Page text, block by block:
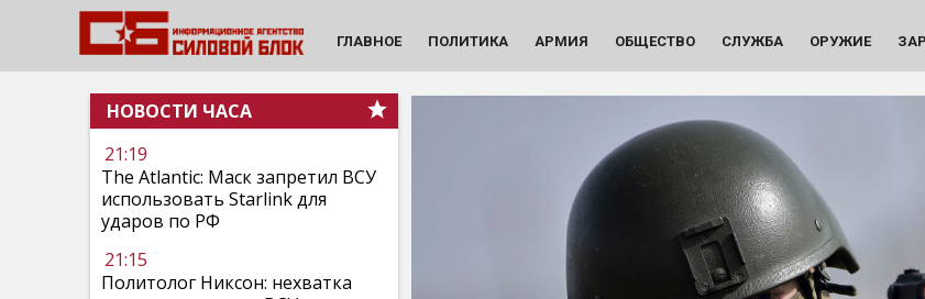
ГЛАВНОЕ ПОЛИТИКА АРМИЯ ОБЩЕСТВО СЛУЖБА ОРУЖИЕ
НОВОСТИ ЧАСА
21:19
The Atlantic: Маск запретил ВСУ
использовать Starlink для
ударов по РФ
21:15
Политолог Никсон: нехватка